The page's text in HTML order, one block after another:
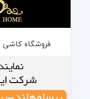
فروشگاه کاشی